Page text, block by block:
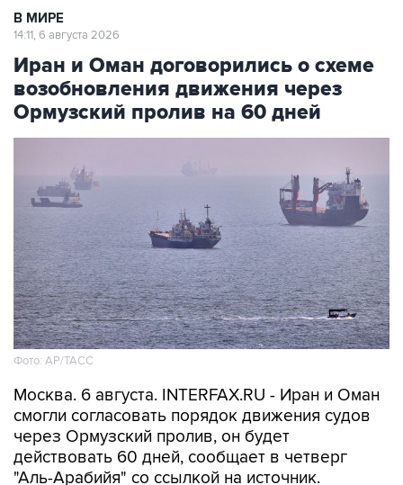
В МИРЕ
14:11, 6 августа 2026
Иран и Оман договорились о схеме
возобновления движения через
Ормузский пролив на 60 дней
Фото: AP/ТАСС
Москва. 6 августа. INTERFAX.RU - Иран и Оман
смогли согласовать порядок движения судов
через Ормузский пролив, он будет
действовать 60 дней, сообщает в четверг
"Аль-Арабийя" со ссылкой на источник.